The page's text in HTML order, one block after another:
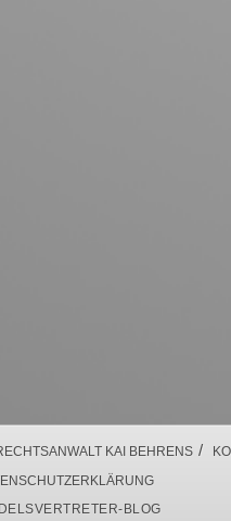
KAI BEHRENS /
BLOG